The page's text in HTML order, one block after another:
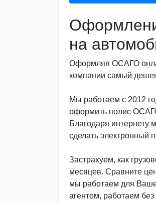
на
Оформляя ОСАГО
компании самый
Мы работаем с 2012
оформить полис
Благодаря интернету
сделать электронный
Застрахуем, как
месяцев. Сравните
мы работаем для
агентом, работаем